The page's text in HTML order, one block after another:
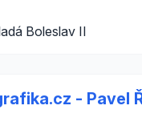
Boleslav II
- Pavel